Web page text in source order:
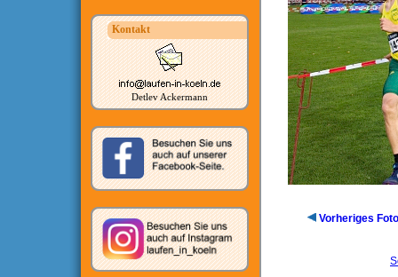
Kontakt
Detlev Ackermann
Vorheriges Foto